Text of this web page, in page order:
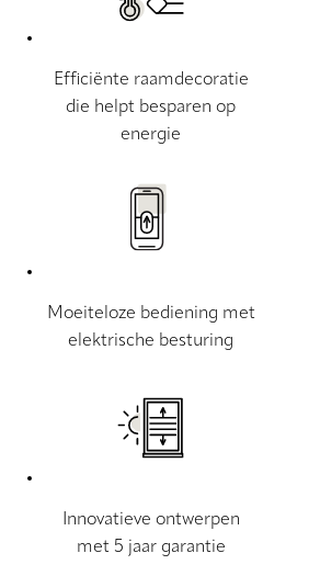
Efficiënte raamdecoratie
die helpt besparen op
energie
Moeiteloze bediening met
elektrische besturing
Innovatieve ontwerpen
met 5 jaar garantie